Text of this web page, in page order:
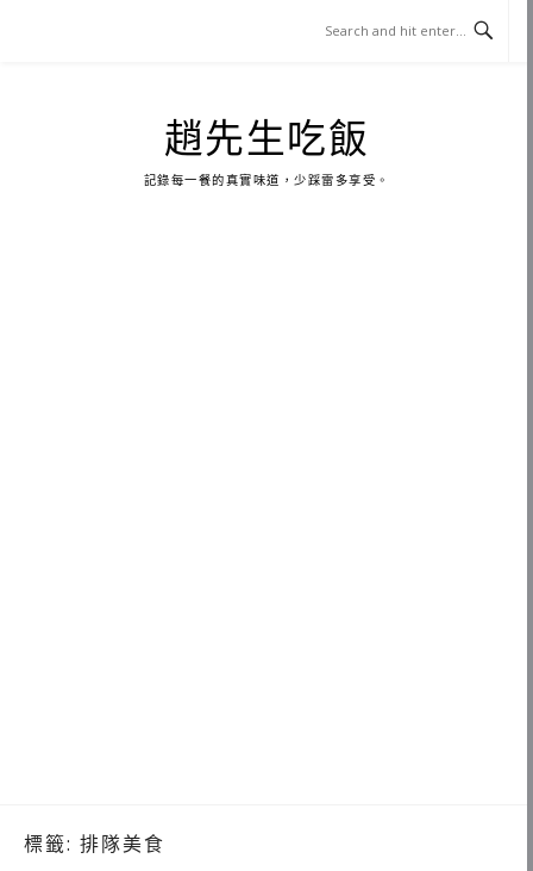
趙先生吃飯
記錄每一餐的真實味道，少踩雷多享受。
標籤: 排隊美食